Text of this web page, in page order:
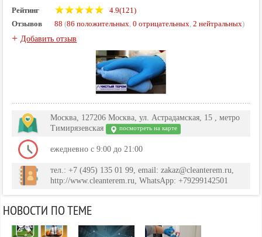
Рейтинг
4.9(121)
Отзывов
88 (86 положительных,0 отрицательных,2 нейтральных)
+Добавить отзыв
Москва, 127206 Москва, ул. Астрадамская, 15 , метро
Тимирязевская
посмотреть на карте
ежедневно с 9:00 до 21:00
тел.: +7 (495) 135 01 99, email: zakaz@cleanterem.ru,
http://www.cleanterem.ru, WhatsApp: +79299142501
НОВОСТИ ПО ТЕМЕ